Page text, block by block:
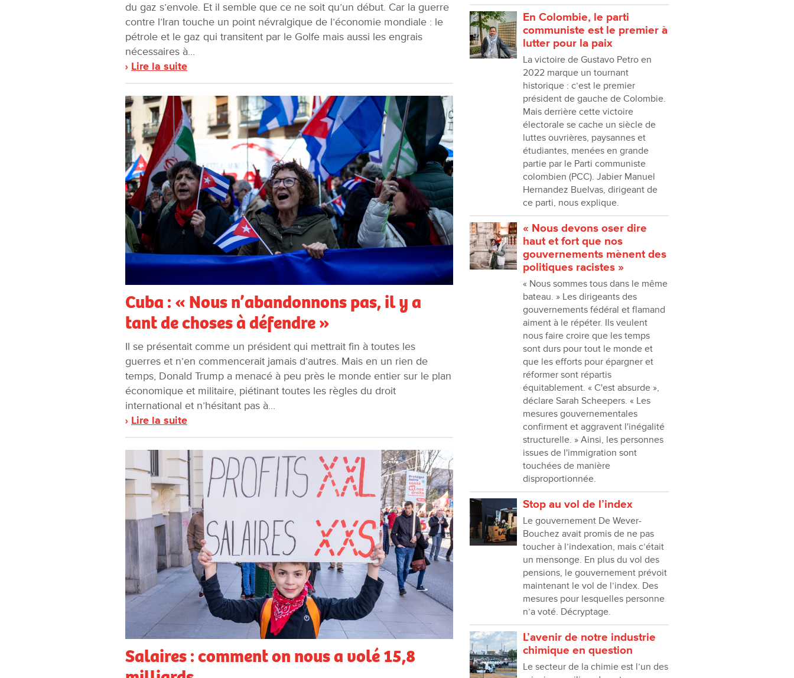
du gaz s’envole. Et il semble que ce ne soit qu’un début. Car la guerre
contre l’Iran touche un point névralgique de l’économie mondiale : le
pétrole et le gaz qui transitent par le Golfe mais aussi les engrais
nécessaires à...
Lire la suite
Cuba : « Nous n’abandonnons pas, il y a
tant de choses à défendre »
Il se présentait comme un président qui mettrait fin à toutes les
guerres et n’en commencerait jamais d’autres. Mais en un rien de
temps, Donald Trump a menacé à peu près le monde entier sur le plan
économique et militaire, piétinant toutes les règles du droit
international et n’hésitant pas à...
Lire la suite
Salaires : comment on nous a volé 15,8
En Colombie, le parti
communiste est le premier à
lutter pour la paix
La victoire de Gustavo Petro en
2022 marque un tournant
historique : c’est le premier
président de gauche de Colombie.
Mais derrière cette victoire
électorale se cache un siècle de
luttes ouvrières, paysannes et
étudiantes, menées en grande
partie par le Parti communiste
colombien (PCC). Jabier Manuel
Hernandez Buelvas, dirigeant de
ce parti, nous explique.
« Nous devons oser dire
haut et fort que nos
gouvernements mènent des
politiques racistes »
« Nous sommes tous dans le même
bateau. » Les dirigeants des
gouvernements fédéral et flamand
aiment à le répéter. Ils veulent
nous faire croire que les temps
sont durs pour tout le monde et
que les efforts pour épargner et
réformer sont répartis
équitablement. « C'est absurde »,
déclare Sarah Scheepers. « Les
mesures gouvernementales
confirment et aggravent l'inégalité
structurelle. » Ainsi, les personnes
issues de l'immigration sont
touchées de manière
disproportionnée.
Stop au vol de l’index
Le gouvernement De Wever-
Bouchez avait promis de ne pas
toucher à l’indexation, mais c’était
un mensonge. En plus du vol des
pensions, le gouvernement prévoit
maintenant le vol de l’index. Des
mesures pour lesquelles personne
n’a voté. Décryptage.
L’avenir de notre industrie
chimique en question
Le secteur de la chimie est l’un des